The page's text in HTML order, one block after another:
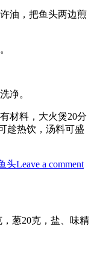
油，把鱼头两边煎
净。
材料，大火煲20分
趁热饮，汤料可盛
头Leave a commenton
苦
葱20克，盐、味精